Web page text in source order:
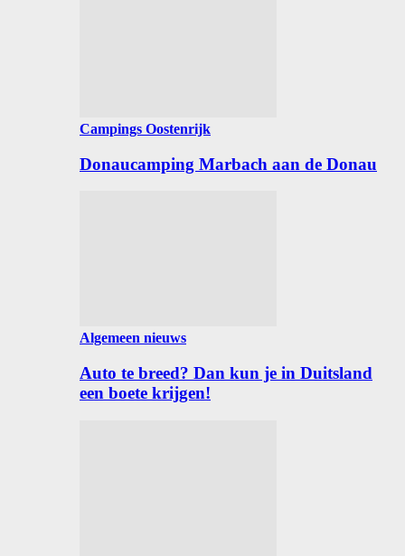
Campings Oostenrijk
Donaucamping Marbach aan de Donau
Algemeen nieuws
Auto te breed? Dan kun je in Duitsland
een boete krijgen!